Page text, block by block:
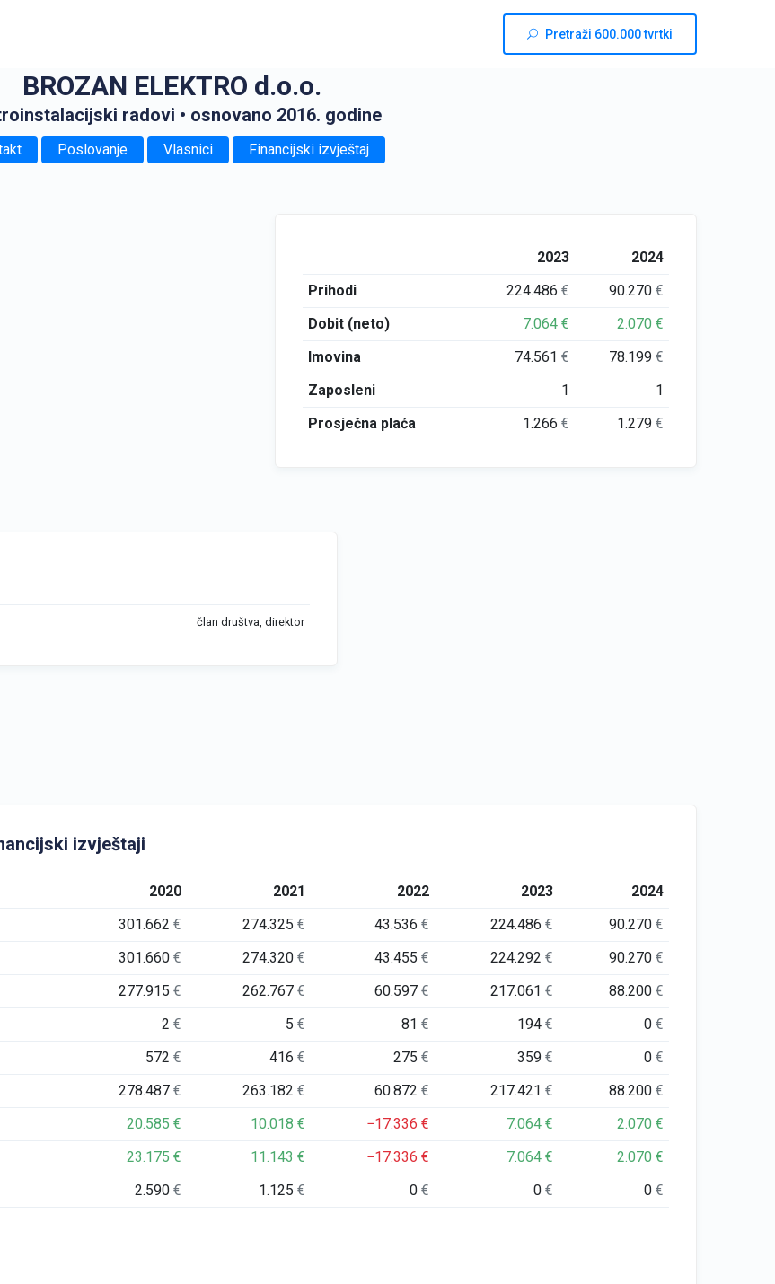
Pretraži 600.000 tvrtki
BROZAN ELEKTRO d.o.o.
radovi • osnovano 2016. godine
Poslovanje Vlasnici Financijski izvještaj
2023
2024
Prihodi
224.486€ 90.270€
Dobit (neto)
7.064€ 2.070€
Imovina
74.561€ 78.199€
Zaposleni
1
1
Prosječna plaća
1.266€ 1.279€
član društva, direktor
izvještaji
2020 2021 2022 2023
2024
301.662€ 274.325€ 43.536€ 224.486€ 90.270€
301.660€ 274.320€ 43.455€ 224.292€ 90.270€
277.915€ 262.767€ 60.597€ 217.061€ 88.200€
2€ 5€ 81€ 194€ 0€
572€ 416€ 275€ 359€ 0€
278.487€ 263.182€ 60.872€ 217.421€ 88.200€
20.585€ 10.018€ −17.336€ 7.064€ 2.070€
23.175€ 11.143€ −17.336€ 7.064€ 2.070€
2.590€ 1.125€ 0€ 0€ 0€